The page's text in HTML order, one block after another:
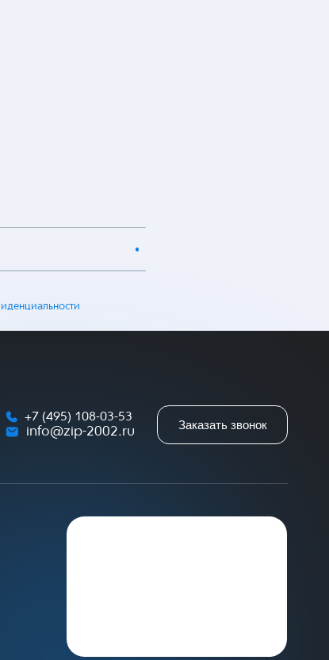
+7 (495) 108-03-53
info@zip-2002.ru
Заказать звонок